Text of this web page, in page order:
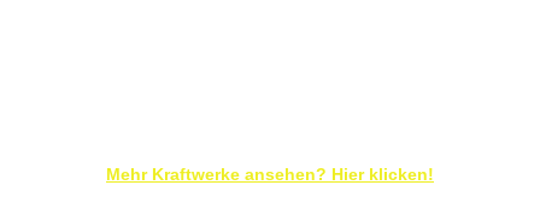
Mehr Kraftwerke ansehen? Hier klicken!